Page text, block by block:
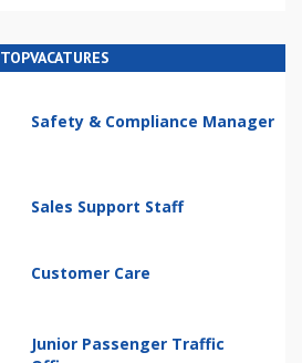
TOPVACATURES
Safety & Compliance Manager
Sales Support Staff
Customer Care
Junior Passenger Traffic